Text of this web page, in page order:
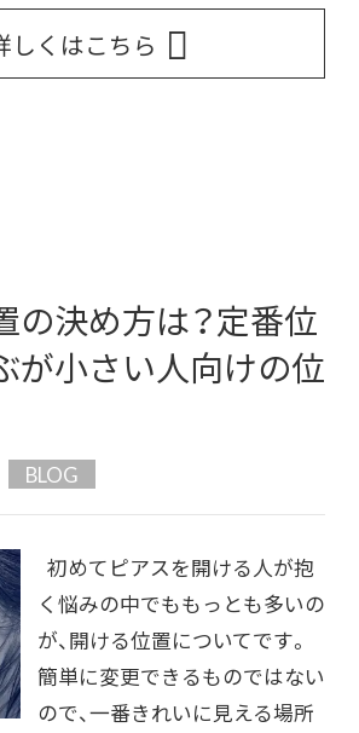
しくはこちら
の決め方は？定番位
が小さい人向けの位
BLOG
初めてピアスを開ける人が抱
く悩みの中でももっとも多いの
が、開ける位置についてです。
簡単に変更できるものではない
ので、一番きれいに見える場所